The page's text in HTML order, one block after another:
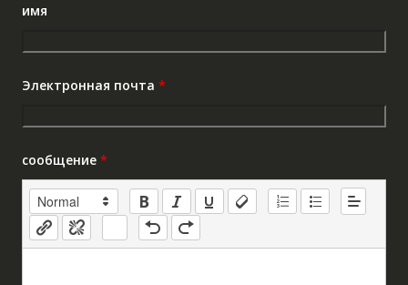
имя
Электронная почта *
сообщение *